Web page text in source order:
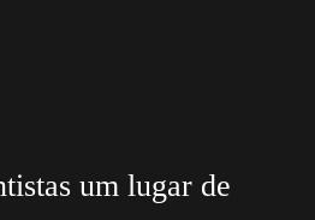
um lugar de